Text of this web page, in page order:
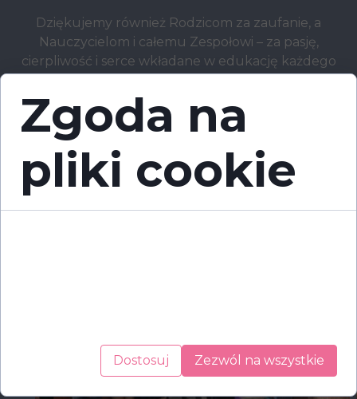
Dziękujemy również Rodzicom za zaufanie, a
Nauczycielom i całemu Zespołowi – za pasję,
cierpliwość i serce wkładane w edukację każdego
Teraz czas na zasłużony odpoczynek.
wakacje będą pełne inspirujących podróży, dobrych
spotkań i chwil, które pozwolą nabrać energii przed
kolejnym rokiem.
Zgoda na
pliki cookie
Dostosuj Zezwól na wszystkie